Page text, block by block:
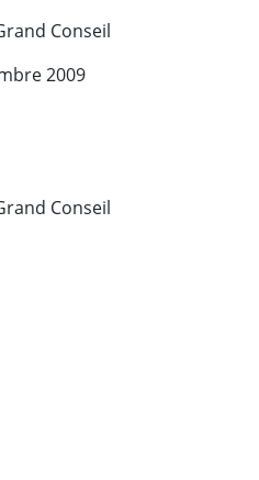
Conseil
2009
Conseil